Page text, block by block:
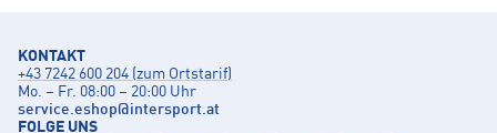
KONTAKT
+43 7242 600 204 (zum Ortstarif)
Mo. – Fr. 08:00 – 20:00 Uhr
service.eshop@intersport.at
FOLGE UNS